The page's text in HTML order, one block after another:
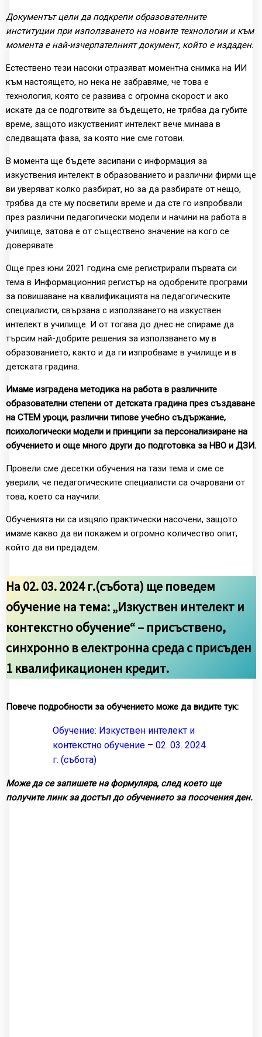
Документът цели да подкрепи образователните
институции при използването на новите технологии и към
момента е най-изчерпателният документ, който е издаден.
Естествено тези насоки отразяват моментна снимка на ИИ
към настоящето, но нека не забравяме, че това е
технология, която се развива с огромна скорост и ако
искате да се подготвите за бъдещето, не трябва да губите
време, защото изкуственият интелект вече минава в
следващата фаза, за която ние сме готови.
В момента ще бъдете засипани с информация за
изкуствения интелект в образованието и различни фирми ще
ви уверяват колко разбират, но за да разбирате от нещо,
трябва да сте му посветили време и да сте го изпробвали
през различни педагогически модели и начини на работа в
училище, затова е от съществено значение на кого се
доверявате.
Още през юни 2021 година сме регистрирали първата си
тема в Информационния регистър на одобрените програми
за повишаване на квалификацията на педагогическите
специалисти, свързана с използването на изкуствен
интелект в училище. И от тогава до днес не спираме да
търсим най-добрите решения за използването му в
образованието, както и да ги изпробваме в училище и в
детската градина.
Имаме изградена методика на работа в различните
образователни степени от детската градина през създаване
на СТЕМ уроци, различни типове учебно съдържание,
психологически модели и принципи за персонализиране на
обучението и още много други до подготовка за НВО и ДЗИ.
Провели сме десетки обучения на тази тема и сме се
уверили, че педагогическите специалисти са очаровани от
това, което са научили.
Обученията ни са изцяло практически насочени, защото
имаме какво да ви покажем и огромно количество опит,
който да ви предадем.
На 02. 03. 2024 г.(събота) ще поведем
обучение на тема: „Изкуствен интелект и
контекстно обучение“ – присъствено,
синхронно в електронна среда с присъден
1 квалификационен кредит.
Повече подробности за обучението може да видите тук:
Обучение: Изкуствен интелект и
контекстно обучение – 02. 03. 2024
г. (събота)
Може да се запишете на формуляра, след което ще
получите линк за достъп до обучението за посочения ден.